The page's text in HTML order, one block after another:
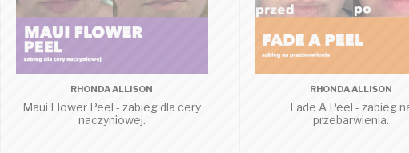
RHONDA ALLISON
Maui Flower Peel - zabieg dla cery
naczyniowej.
RHONDA ALLISON
Fade A Peel - zabieg
przebarwienia.